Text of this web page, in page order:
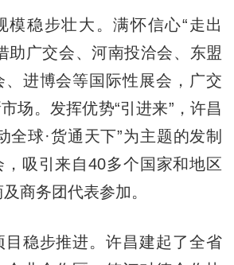
稳步壮大。满怀信心“走出
助广交会、河南投洽会、东盟
进博会等国际性展会，广交
场。发挥优势“引进来”，许昌
全球·货通天下”为主题的发制
吸引来自40多个国家和地区
商务团代表参加。
稳步推进。许昌建起了全省